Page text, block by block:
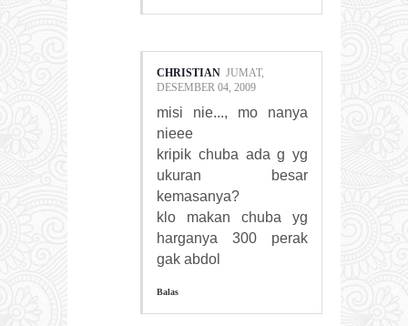
CHRISTIAN JUMAT,
DESEMBER 04, 2009
misi nie..., mo nanya
nieee
kripik chuba ada g yg
ukuran besar
kemasanya?
klo makan chuba yg
harganya 300 perak
gak abdol
Balas